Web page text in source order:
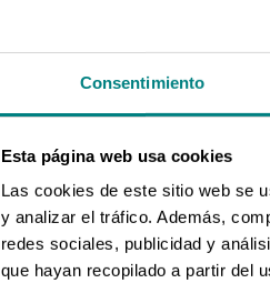
Consentimiento
Esta página web usa cookies
Las cookies de este sitio web se
y analizar el tráfico. Además,
redes sociales, publicidad y
que hayan recopilado a partir del
Nombre
__cf_bm